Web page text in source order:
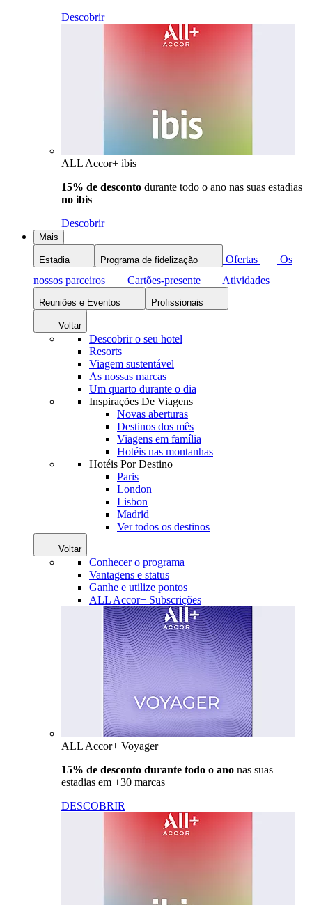
Descobrir
ALL Accor+ ibis
15% de desconto durante todo o ano nas suas estadias
no ibis
Descobrir
Mais
Estadia Programa de fidelização Ofertas
Os
nossos parceiros
Cartões-presente Atividades
Reuniões e Eventos Profissionais
Voltar
Descobrir o seu hotel
Resorts
Viagem sustentável
As nossas marcas
Um quarto durante o dia
Inspirações De Viagens
Novas aberturas
Destinos dos mês
Viagens em família
Hotéis nas montanhas
Hotéis Por Destino
Paris
London
Lisbon
Madrid
Ver todos os destinos
Voltar
Conhecer o programa
Vantagens e status
Ganhe e utilize pontos
ALL Accor+ Subscrições
ALL Accor+ Voyager
15% de desconto durante todo o ano nas suas
estadias em +30 marcas
DESCOBRIR